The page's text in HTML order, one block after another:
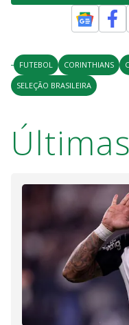
FUTEBOL CORINTHIANS
SELEÇÃO BRASILEIRA
Últimas